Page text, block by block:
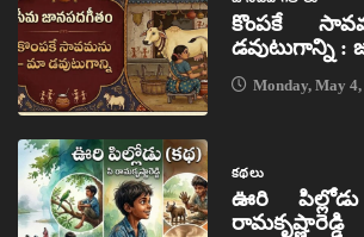
కొంపకే
డవుటుగాన్ని :
Monday, May 4,
కథలు
ఊరి
రామకృష్ణారెడ్డి